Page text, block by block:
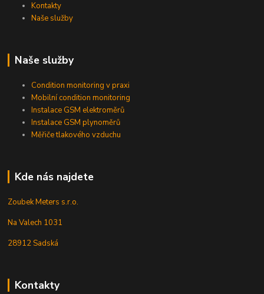
Kontakty
Naše služby
Naše služby
Condition monitoring v praxi
Mobilní condition monitoring
Instalace GSM elektroměrů
Instalace GSM plynoměrů
Měřiče tlakového vzduchu
Kde nás najdete
Zoubek Meters s.r.o.
Na Valech 1031
28912 Sadská
Kontakty